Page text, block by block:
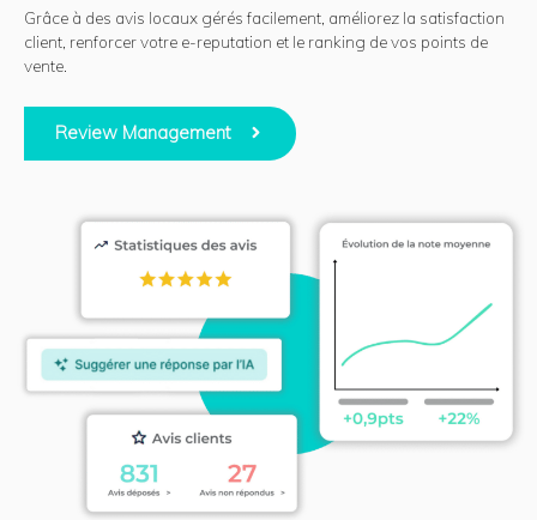
Grâce à des avis locaux gérés facilement, améliorez la satisfaction
client, renforcer votre e-reputation et le ranking de vos points de
vente.
Review Management